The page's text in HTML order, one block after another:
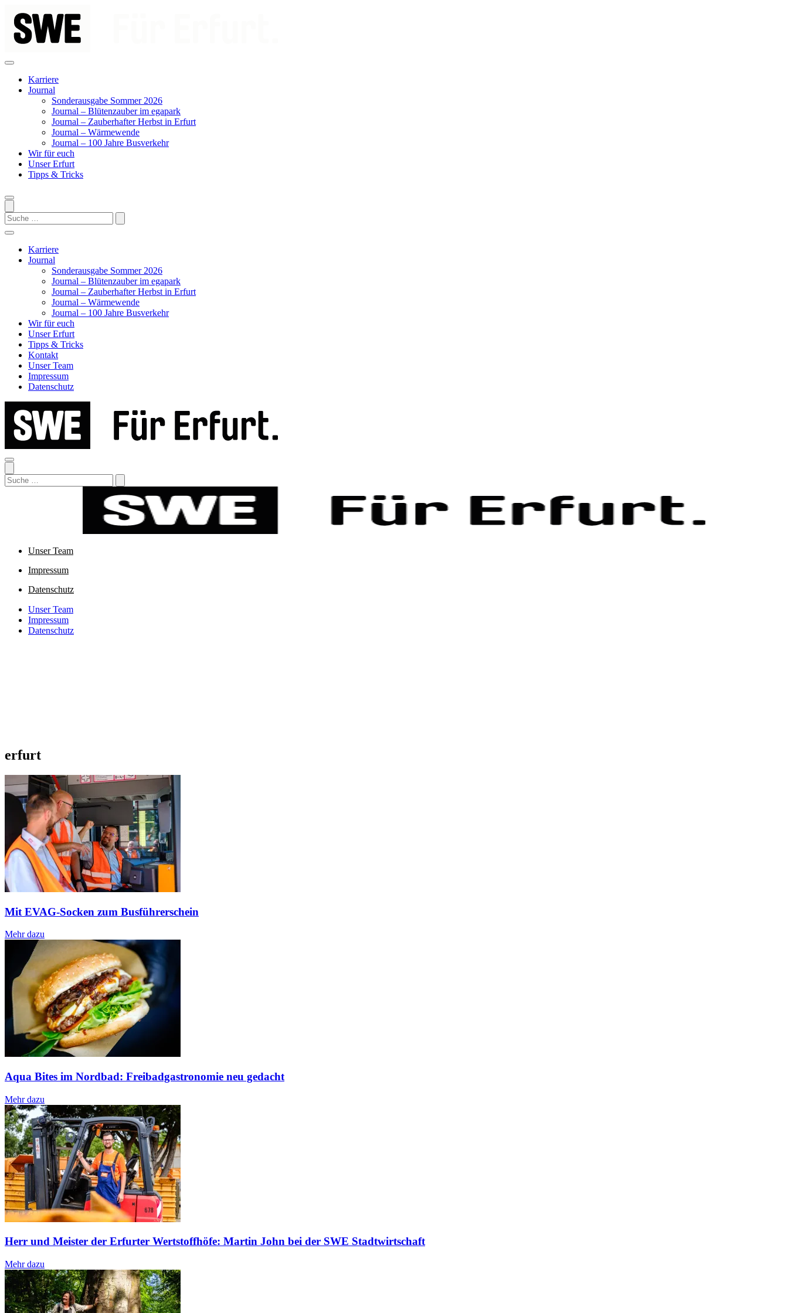
Inhalt
springen
Karriere
Journal
Sonderausgabe Sommer 2026
Journal – Blütenzauber im egapark
Journal – Zauberhafter Herbst in Erfurt
Journal – Wärmewende
Journal – 100 Jahre Busverkehr
Wir für euch
Unser Erfurt
Tipps & Tricks
Search
Karriere
Journal
Sonderausgabe Sommer 2026
Journal – Blütenzauber im egapark
Journal – Zauberhafter Herbst in Erfurt
Journal – Wärmewende
Journal – 100 Jahre Busverkehr
Wir für euch
Unser Erfurt
Tipps & Tricks
Kontakt
Unser Team
Impressum
Datenschutz
Search
Unser Team
Impressum
Datenschutz
Unser Team
Impressum
Datenschutz
erfurt
Mit EVAG-Socken zum Busführerschein
Mehr dazu
Aqua Bites im Nordbad: Freibadgastronomie neu gedacht
Mehr dazu
Herr und Meister der Erfurter Wertstoffhöfe: Martin John bei der SWE Stadtwirtschaft
Mehr dazu